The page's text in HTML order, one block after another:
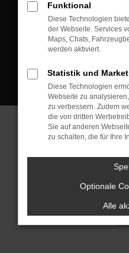
Tel.: +49
Fax: +49
Mail:
Cookie
© 2026 Jakob Trading GmbH
Neustadt/Vogtland | fj@jakob-
Funktional
Diese Technologien
der Webseite. Services
Maps, Chats,
werden aktiviert.
Statistik und
Diese Technologien
Webseite zu
zu verbessern. Zudem
die von dritten
Sie auf anderen
zu schalten, die für Ihre
Optionale
Alle